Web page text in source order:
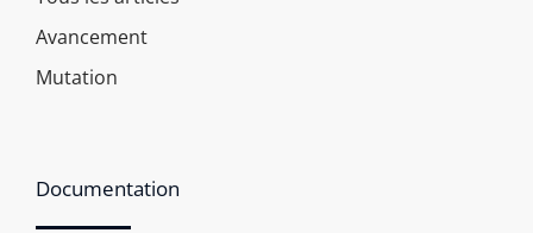
Avancement
Mutation
Documentation